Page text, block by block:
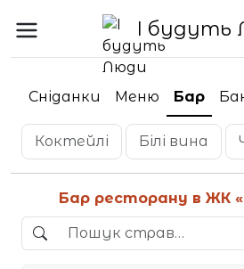
І будуть
Сніданки Меню Бар
Коктейлі Білі вина
Бар ресторану в ЖК